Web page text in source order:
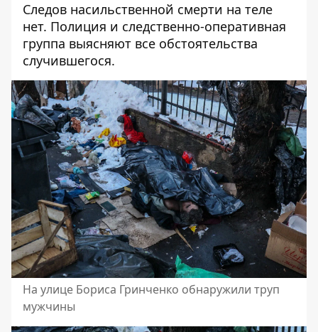
Следов насильственной смерти на теле
нет. Полиция и следственно-оперативная
группа выясняют все обстоятельства
случившегося.
На улице Бориса Гринченко обнаружили труп
мужчины